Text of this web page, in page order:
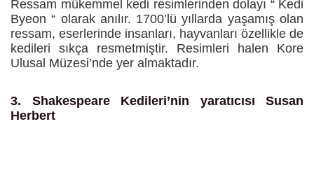
Ressam mükemmel kedi resimlerinden dolayı “ Kedi
Byeon “ olarak anılır. 1700’lü yıllarda yaşamış olan
ressam, eserlerinde insanları, hayvanları özellikle de
kedileri sıkça resmetmiştir. Resimleri halen Kore
Ulusal Müzesi’nde yer almaktadır.
3. Shakespeare Kedileri’nin yaratıcısı Susan
Herbert